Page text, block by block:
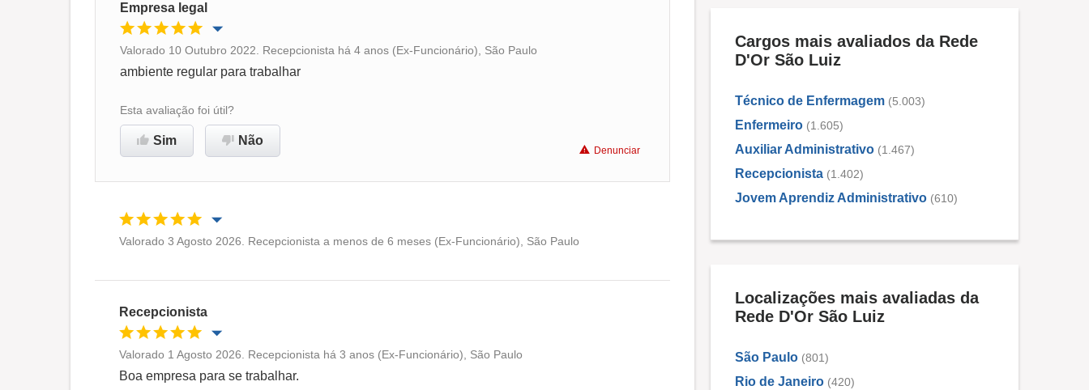
Empresa legal
Oportunidade de promoção
Ambiente de trabalho
Recomenda esta empresa
Valorado 10 Outubro 2022. Recepcionista há 4 anos (Ex-Funcionário), São Paulo
ambiente regular para trabalhar
Esta avaliação foi útil?
Sim Não
Denunciar
Valorado 3 Agosto 2026. Recepcionista a menos de 6 meses (Ex-Funcionário), São Paulo
Recepcionista
Oportunidade de promoção
Valorado 1 Agosto 2026. Recepcionista há 3 anos (Ex-Funcionário), São Paulo
Boa empresa para se trabalhar.
Cargos mais avaliados da Rede
D'Or São Luiz
Técnico de Enfermagem (5.003)
Enfermeiro (1.605)
Auxiliar Administrativo (1.467)
Recepcionista (1.402)
Jovem Aprendiz Administrativo (610)
Localizações mais avaliadas da
Rede D'Or São Luiz
São Paulo (801)
Rio de Janeiro (420)